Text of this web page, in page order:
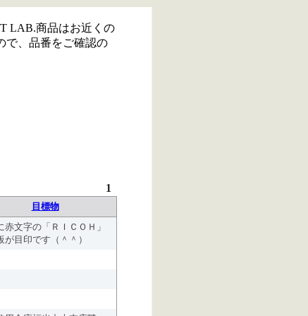
LAB.商品はお近くの
で、品番をご確認の
1
目標物
赤文字の「ＲＩＣＯＨ」
が目印です（＾＾）